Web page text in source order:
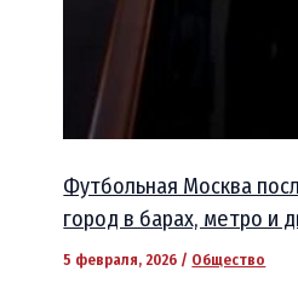
Футбольная Москва
город в барах, метро и
5 февраля, 2026 / Общество